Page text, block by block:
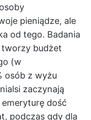
pieniądze, ale
od tego. Badania
tworzy budżet
(w
osób z wyżu
zaczynają
dość
podczas gdy dla